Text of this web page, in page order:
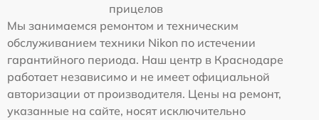
прицелов
Мы занимаемся ремонтом и техническим
обслуживанием техники Nikon по истечении
гарантийного периода. Наш центр в Краснодаре
работает независимо и не имеет официальной
авторизации от производителя. Цены на ремонт,
указанные на сайте, носят исключительно